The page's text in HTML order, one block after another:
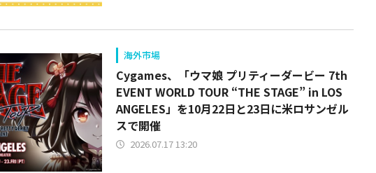
海外市場
Cygames、「ウマ娘 プリティーダービー 7th
EVENT WORLD TOUR “THE STAGE” in LOS
ANGELES」を10月22日と23日に米ロサンゼル
スで開催
2026.07.17 13:20